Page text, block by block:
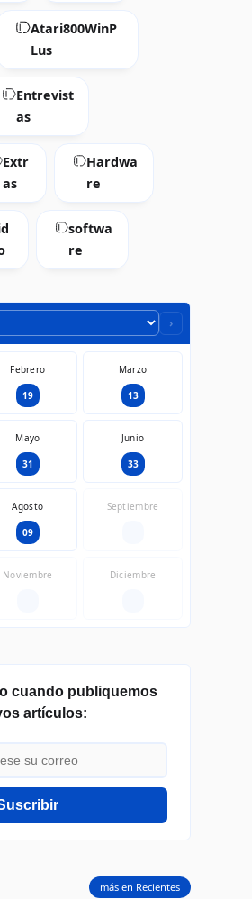
Atari800WinP
Lus
Entrevist
as
Extr
as
Hardwa
re
softwa
re
›
Febrero
19
Marzo
13
Mayo
31
Junio
33
Agosto
09
Septiembre
Noviembre Diciembre
cuando publiquemos
artículos:
más en Recientes